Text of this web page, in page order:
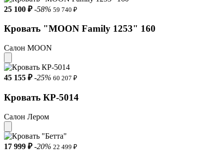
25 100 ₽ -58% 59 740 ₽
Кровать "MOON Family 1253" 160
Салон MOON
45 155 ₽ -25% 60 207 ₽
Кровать КР-5014
Салон Лером
17 999 ₽ -20% 22 499 ₽